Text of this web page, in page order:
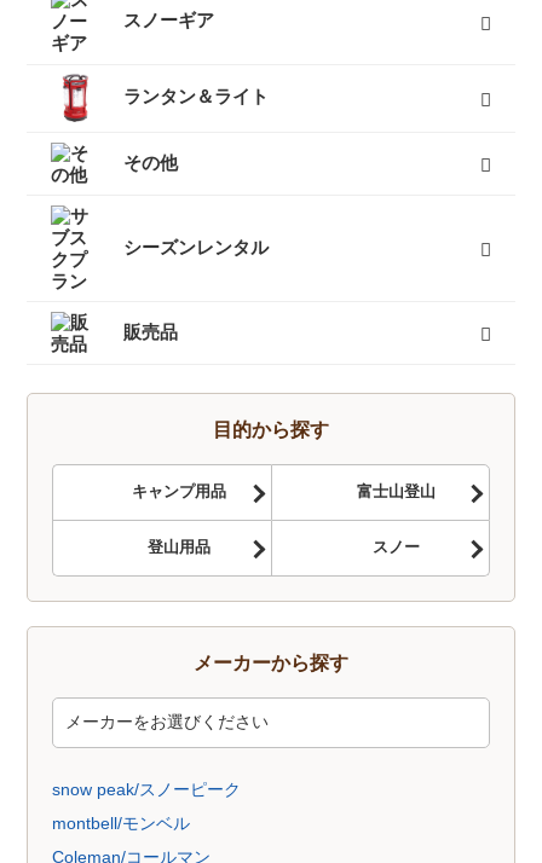
レディーススノーウェア
レディーススノーボードウェア
メンズスノーウェア
メンズスノーボードウェア
キッズスノーウェア
キッズスノーボードウェア
スノーグローブ
キッズスノーグローブ
ゴーグル
防寒タイツ
すべて
スノーギア
スノーブーツ（雪山登山靴）
スノーシュー
ビーコン
バックカントリーザック
スノーフライ
アイゼン
ピッケル（アックス）
スノーウェア
ゴーグル
タイヤチェーン
エアボード
すべて ランタン＆ライト
燃料式ランタン
ガス式ランタン
電池式ランタン
ヘッドランプ
ランタンポール
すべて その他
キャリーカート
チェア（椅子）
スパッツ（ゲイター）
サポートタイツ
防寒タイツ
スカート
ヘルメット
ハーネス
クーラーボックス
天体望遠鏡
双眼鏡
コンパス
GPS
時計
ヒーター
ボトル
トレッキンググローブ
サングラス
帽子
トレッキングパンツ
ハイドレーション
ソーラーチャージャー
カヤック
自転車
熊よけ・熊撃退
すべて
シーズンレンタル
キャンプセットマンスリーレンタル
テントマンスリーレンタル
登山セットマンスリーレンタル
シュラフ（寝袋）マンスリーレンタル
登山単品マンスリーレンタル
スノーセットマンスリーレンタル
すべて 販売品
トレッキングソックス
燃料
酸素缶
帽子
手袋
ハイドレーション
そらのしたオリジナルＴシャツ
すべて
目的から探す
キャンプ用品 富士山登山
登山用品 スノー
メーカーから探す
snow peak/スノーピーク
montbell/モンベル
Coleman/コールマン